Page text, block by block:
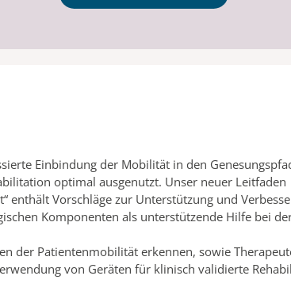
Einbindung der Mobilität in den
optimal ausgenutzt. Unser neuer Leitfaden
enthält Vorschläge zur Unterstützung und
Komponenten als unterstützende Hilfe bei
der Patientenmobilität erkennen, sowie
von Geräten für klinisch validierte